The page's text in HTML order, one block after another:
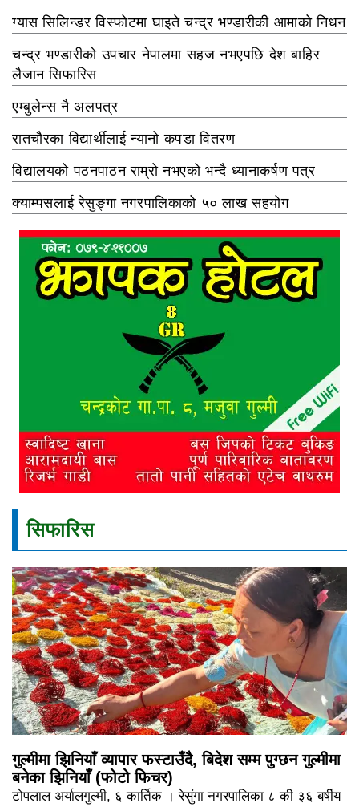
ग्यास सिलिन्डर विस्फोटमा घाइते चन्द्र भण्डारीकी आमाको निधन
चन्द्र भण्डारीको उपचार नेपालमा सहज नभएपछि देश बाहिर
लैजान सिफारिस
एम्बुलेन्स नै अलपत्र
रातचौरका विद्यार्थीलाई न्यानो कपडा वितरण
विद्यालयको पठनपाठन राम्रो नभएको भन्दै ध्यानाकर्षण पत्र
क्याम्पसलाई रेसुङ्गा नगरपालिकाको ५० लाख सहयोग
सिफारिस
गुल्मीमा झिनियाँ व्यापार फस्टाउँदै, बिदेश सम्म पुग्छन गुल्मीमा
बनेका झिनियाँ (फोटो फिचर)
टोपलाल अर्यालगुल्मी, ६ कार्तिक । रेसुंगा नगरपालिका ८ की ३६ बर्षीय